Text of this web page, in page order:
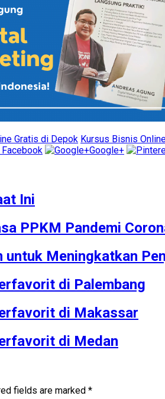
Gratis di Depok Kursus Bisnis
Google+
Ini
PPKM Pandemi
Meningkatkan
di Palembang
di Makassar
di Medan
fields are marked *